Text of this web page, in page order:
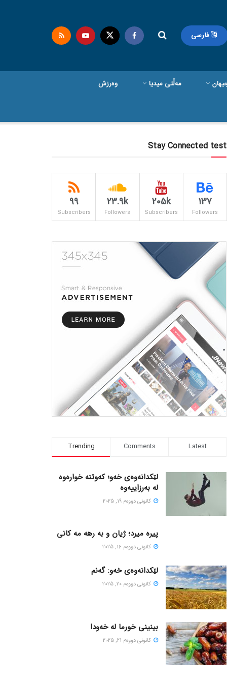
فارسی
مەڵتی میدیا وەرزش
Stay Connected test
137
Followers
205k
Subscribers
23.9k
Followers
99
Subscribers
Trending Comments Latest
لێکدانەوەی خەو؛ کەوتنە خوارەوە
لە بەرزاییەوە
كانونی دووه‌م 19, 2025
پیره میرد؛ ژیان و به رهه مه کانی
كانونی دووه‌م 16, 2025
لێکدانەوەی خەو: گەنم
كانونی دووه‌م 20, 2025
بینینی خورما لە خەودا
كانونی دووه‌م 21, 2025